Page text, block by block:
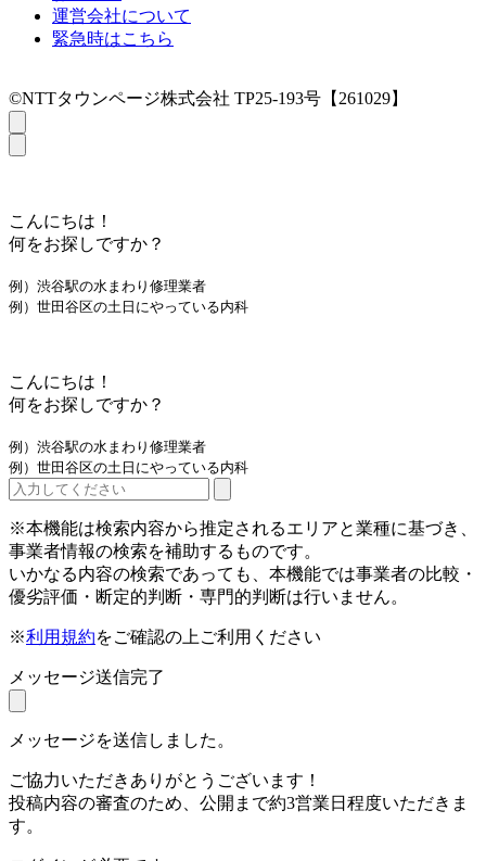
運営会社について
緊急時はこちら
©NTTタウンページ株式会社 TP25-193号【261029】
こんにちは！
何をお探しですか？
例）渋谷駅の水まわり修理業者
例）世田谷区の土日にやっている内科
こんにちは！
何をお探しですか？
例）渋谷駅の水まわり修理業者
例）世田谷区の土日にやっている内科
※本機能は検索内容から推定されるエリアと業種に基づき、
事業者情報の検索を補助するものです。
いかなる内容の検索であっても、本機能では事業者の比較・
優劣評価・断定的判断・専門的判断は行いません。
※利用規約をご確認の上ご利用ください
メッセージ送信完了
メッセージを送信しました。
ご協力いただきありがとうございます！
投稿内容の審査のため、公開まで約3営業日程度いただきま
す。